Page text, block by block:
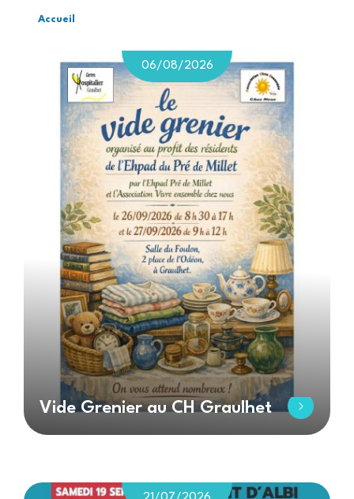
Fil
d'Ariane
Accueil
06/08/2026
Vide Grenier au CH Graulhet